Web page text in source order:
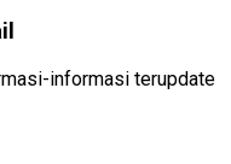
informasi terupdate